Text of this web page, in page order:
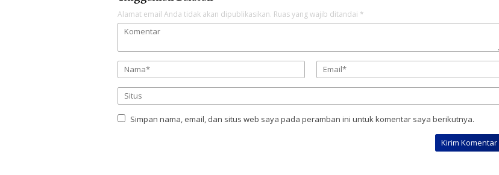
Alamat email Anda tidak akan dipublikasikan. Ruas yang wajib ditandai *
Simpan nama, email, dan situs web saya pada peramban ini untuk komentar saya berikutnya.